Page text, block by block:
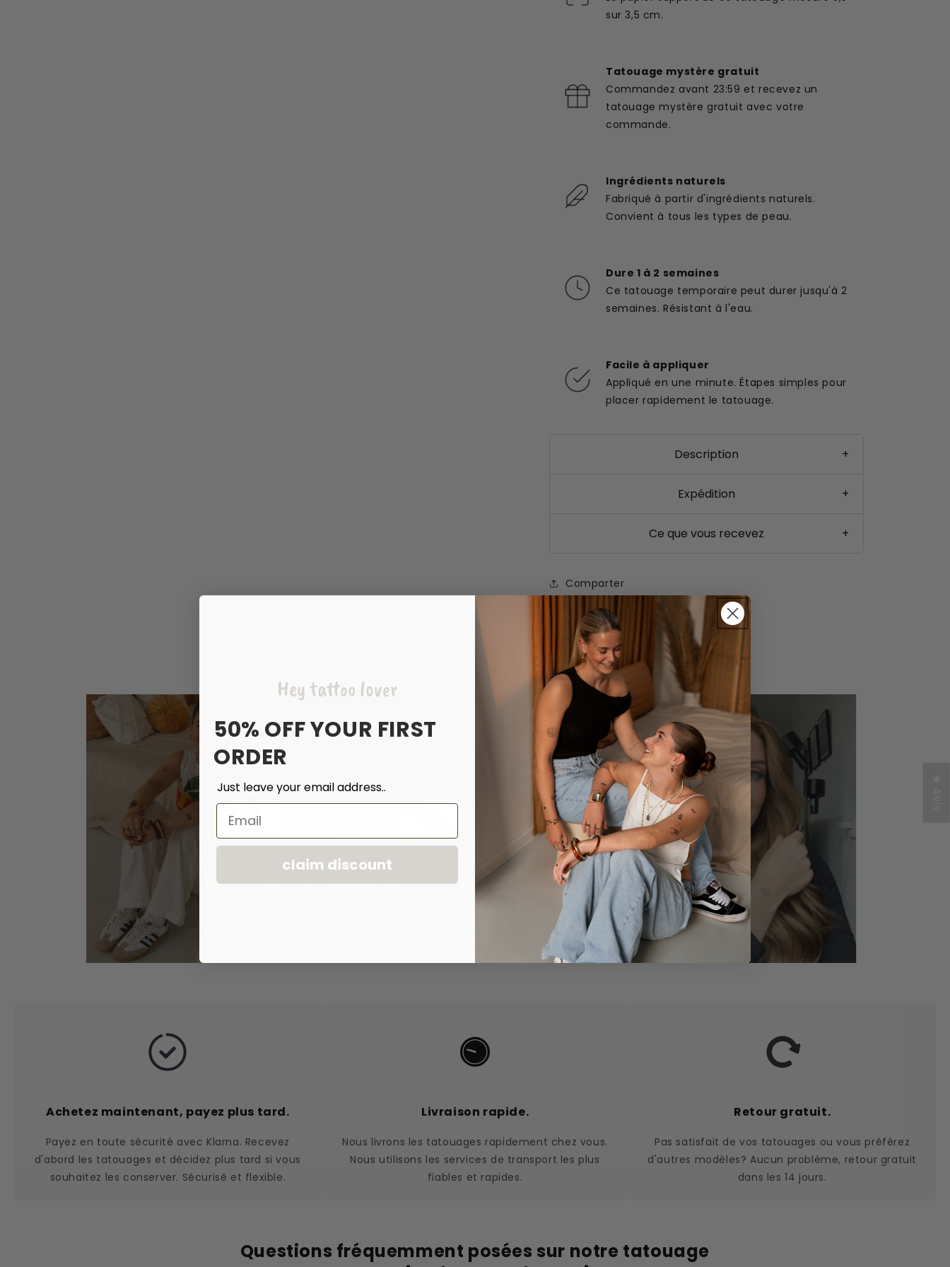
sur 3,5 cm.
Tatouage mystère gratuit
Commandez avant 23:59 et recevez un
tatouage mystère gratuit avec votre
commande.
Ingrédients naturels
Fabriqué à partir d'ingrédients naturels.
Convient à tous les types de peau.
Dure 1 à 2 semaines
Ce tatouage temporaire peut durer jusqu'à 2
semaines. Résistant à l'eau.
Facile à appliquer
Appliqué en une minute. Étapes simples pour
placer rapidement le tatouage.
Description +
Expédition +
Ce que vous recevez +
Comparter
et plus de 10 000 autres sont enthousiastes à propos de nos tatouages.
Achetez maintenant, payez plus tard.
Payez en toute sécurité avec Klarna. Recevez
d'abord les tatouages et décidez plus tard si vous
souhaitez les conserver. Sécurisé et flexible.
Livraison rapide.
Nous livrons les tatouages rapidement chez vous.
Nous utilisons les services de transport les plus
fiables et rapides.
Retour gratuit.
Pas satisfait de vos tatouages ou vous préférez
d'autres modèles? Aucun problème, retour gratuit
dans les 14 jours.
Questions fréquemment posées sur notre tatouage
Hey tattoo lover
50% OFF YOUR FIRST
ORDER
Just leave your email address..
Email
claim discount